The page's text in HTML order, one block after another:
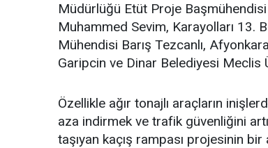
Müdürlüğü Etüt Proje
Muhammed Sevim, Karayolları 13.
Mühendisi Barış Tezcanlı,
Garipcin ve Dinar Belediyesi Meclis
Özellikle ağır tonajlı araçların
aza indirmek ve trafik güvenliğini
taşıyan kaçış rampası projesinin